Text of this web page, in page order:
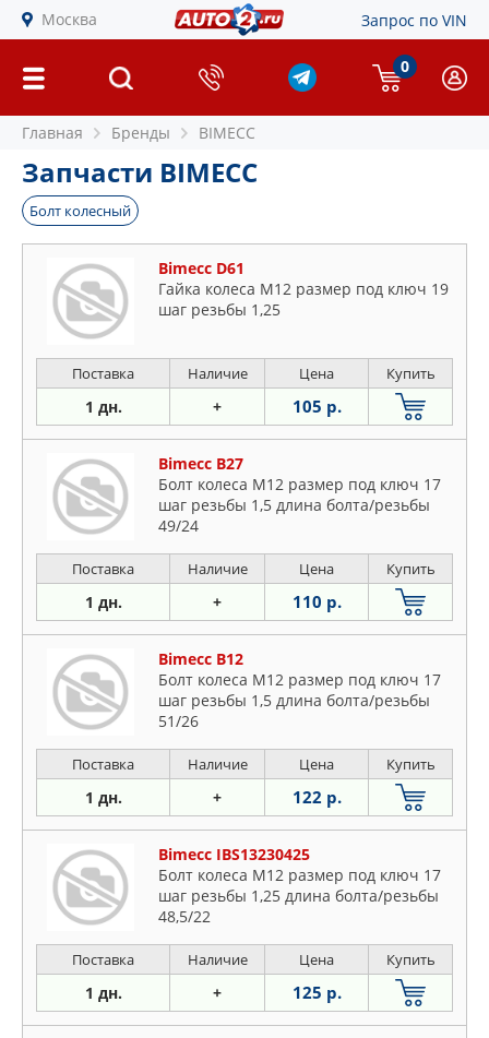
Москва Запрос по VIN
0
Главная Бренды BIMECC
Запчасти BIMECC
Болт колесный
Bimecc D61
Гайка колеса M12 размер под ключ 19
шаг резьбы 1,25
Поставка Наличие Цена Купить
1 дн. + 105 р.
Bimecc B27
Болт колеса M12 размер под ключ 17
шаг резьбы 1,5 длина болта/резьбы
49/24
Поставка Наличие Цена Купить
1 дн. + 110 р.
Bimecc B12
Болт колеса M12 размер под ключ 17
шаг резьбы 1,5 длина болта/резьбы
51/26
Поставка Наличие Цена Купить
1 дн. + 122 р.
Bimecc IBS13230425
Болт колеса M12 размер под ключ 17
шаг резьбы 1,25 длина болта/резьбы
48,5/22
Поставка Наличие Цена Купить
1 дн. + 125 р.